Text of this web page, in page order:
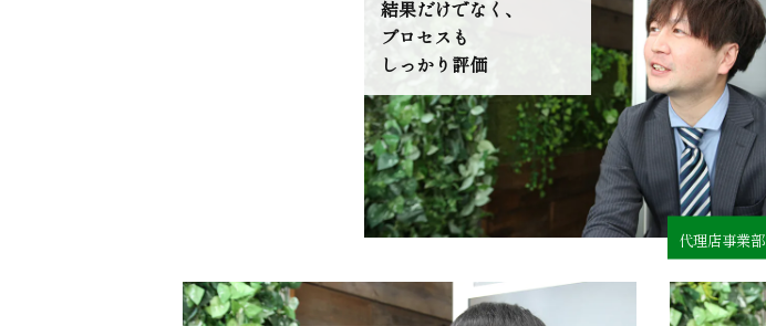
結果だけでなく、
プロセスも
しっかり評価
代理店事業部